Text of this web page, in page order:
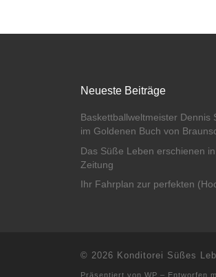
Neueste Beiträge
Baskettballweltmeister Dennis
im Goldenen Buch von
Das Süße Leben erschienen
Zeitung
Ihr Fahrplan zur perfekten
© 2026 Konditorei Süßes
Präsentiert von WP – Entworfen